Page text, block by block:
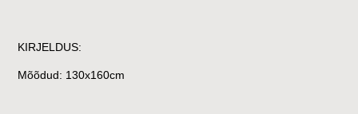
KIRJELDUS:
Mõõdud: 130x160cm